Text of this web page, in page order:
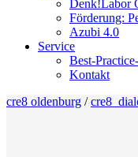
Denk!Labor
Förderung:
Azubi 4.0
Service
Best-
Kontakt
cre8 oldenburg /